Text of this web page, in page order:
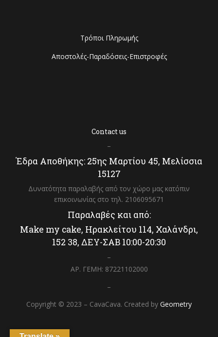
Τρόποι Πληρωμής
Αποστολές-Παραδόσεις-Επιστροφές
Contact us
–
Έδρα Αποθήκης: 25ης Μαρτίου 45, Μελίσσια
15127
Δυνατότητα παραλαβής από τον χώρο μας κατόπιν
επικοινωνίας στο τηλ. 2106095671
Παραλαβές και από:
Make my cake, Ηρακλείτου 114, Χαλάνδρι,
152 38, ΔΕΥ-ΣΑΒ 10:00-20:30
–
ΑΡ. ΓΕΜΗ: 87221102000
–
Copyright © 2023 – CavaCava. Created by Geometry